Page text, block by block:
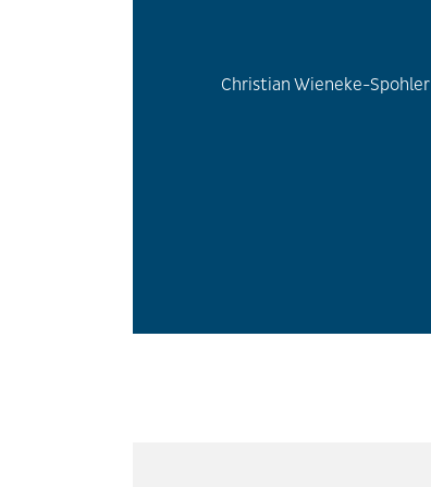
Christian Wieneke-Spohler